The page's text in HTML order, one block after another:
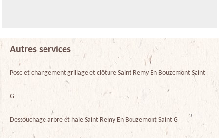
Autres services
Pose et changement grillage et clôture Saint Remy En Bouzemont Saint
G
Dessouchage arbre et haie Saint Remy En Bouzemont Saint G